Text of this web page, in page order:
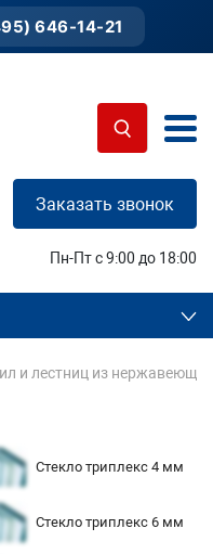
646-14-21
Заказать звонок
Пн-Пт с 9:00 до 18:00
и лестниц из
Стекло триплекс 4 мм
Стекло триплекс 6 мм